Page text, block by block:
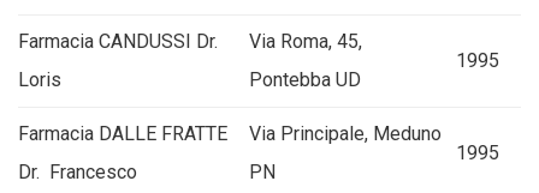
Farmacia CANDUSSI Dr.
Loris
Via Roma, 45,
Pontebba UD
1995
Farmacia DALLE FRATTE
Dr. Francesco
Via Principale, Meduno
PN
1995